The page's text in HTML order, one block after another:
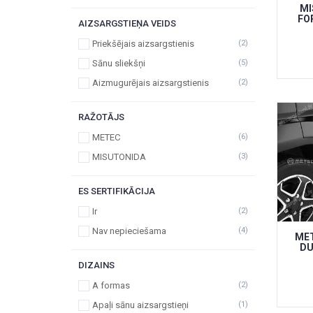
AIZSARGSTIEŅA VEIDS
Priekšējais aizsargstienis
(2)
Sānu sliekšņi (5)
Aizmugurējais aizsargstienis (2)
RAŽOTĀJS
METEC
(6)
MISUTONIDA (3)
ES SERTIFIKĀCIJA
Ir
(2)
Nav nepieciešama (4)
DIZAINS
A formas
(2)
Apaļi sānu aizsargstieņi (1)